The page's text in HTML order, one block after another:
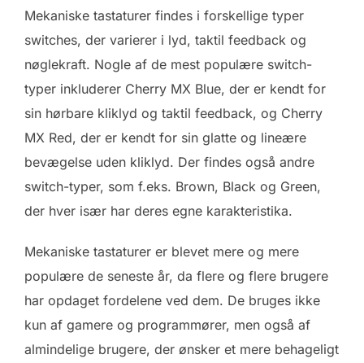
Mekaniske tastaturer findes i forskellige typer
switches, der varierer i lyd, taktil feedback og
nøglekraft. Nogle af de mest populære switch-
typer inkluderer Cherry MX Blue, der er kendt for
sin hørbare kliklyd og taktil feedback, og Cherry
MX Red, der er kendt for sin glatte og lineære
bevægelse uden kliklyd. Der findes også andre
switch-typer, som f.eks. Brown, Black og Green,
der hver især har deres egne karakteristika.
Mekaniske tastaturer er blevet mere og mere
populære de seneste år, da flere og flere brugere
har opdaget fordelene ved dem. De bruges ikke
kun af gamere og programmører, men også af
almindelige brugere, der ønsker et mere behageligt